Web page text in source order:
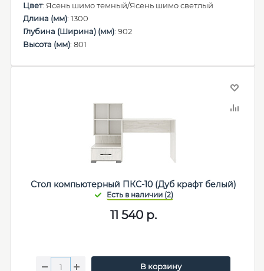
Цвет: Ясень шимо темный/Ясень шимо светлый
Длина (мм): 1300
Глубина (Ширина) (мм): 902
Высота (мм): 801
Стол компьютерный ПКС-10 (Дуб крафт белый)
11 540р.
В корзину